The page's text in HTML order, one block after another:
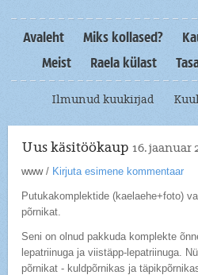
Avaleht Miks kollased?
Meist
Raela külast
Ilmunud kuukirjad
Uus käsitöökaup 16. jaanuar
www/ Kirjuta esimene kommentaar
Putukakomplektide (kaelaehe+foto)
põrnikat.
Seni on olnud pakkuda komplekte
lepatriinuga ja viistäpp-lepatriinuga.
põrnikat - kuldpõrnikas ja